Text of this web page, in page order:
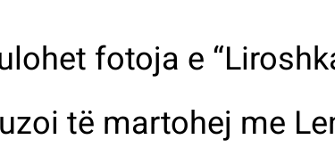
fotoja e
të martohej me